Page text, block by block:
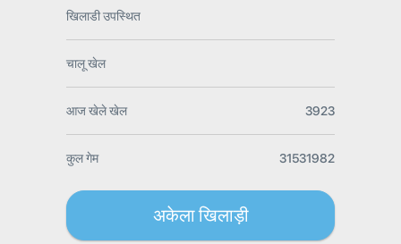
खिलाडी उपस्थित
चालू खेल
आज खेले खेल 3923
कुल गेम 31531982
अकेला खिलाड़ी